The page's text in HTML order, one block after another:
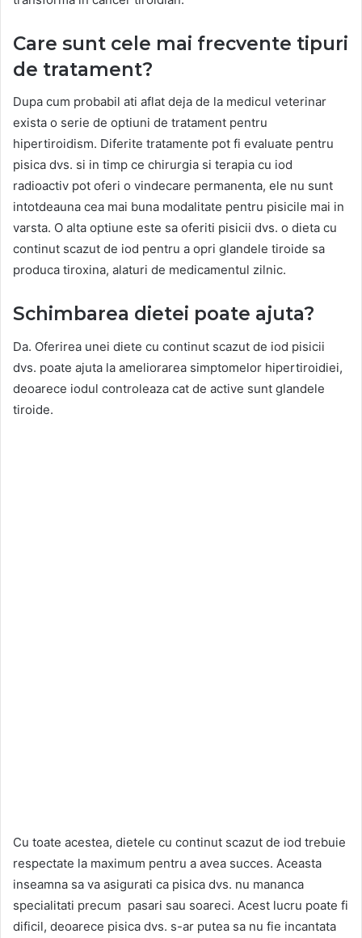
Care sunt cele mai frecvente tipuri
de tratament?
Dupa cum probabil ati aflat deja de la medicul veterinar
exista o serie de optiuni de tratament pentru
hipertiroidism. Diferite tratamente pot fi evaluate pentru
pisica dvs. si in timp ce chirurgia si terapia cu iod
radioactiv pot oferi o vindecare permanenta, ele nu sunt
intotdeauna cea mai buna modalitate pentru pisicile mai in
varsta. O alta optiune este sa oferiti pisicii dvs. o dieta cu
continut scazut de iod pentru a opri glandele tiroide sa
produca tiroxina, alaturi de medicamentul zilnic.
Schimbarea dietei poate ajuta?
Da. Oferirea unei diete cu continut scazut de iod pisicii
dvs. poate ajuta la ameliorarea simptomelor hipertiroidiei,
deoarece iodul controleaza cat de active sunt glandele
tiroide.
Cu toate acestea, dietele cu continut scazut de iod trebuie
respectate la maximum pentru a avea succes. Aceasta
inseamna sa va asigurati ca pisica dvs. nu mananca
specialitati precum pasari sau soareci. Acest lucru poate fi
dificil, deoarece pisica dvs. s-ar putea sa nu fie incantata